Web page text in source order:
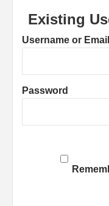
Existing
Username or Email
Password